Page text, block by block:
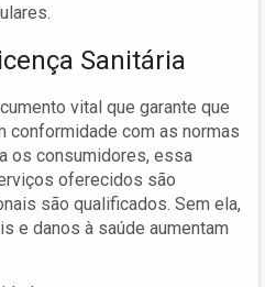
Sanitária
vital que garante que
conformidade com as normas
os consumidores, essa
oferecidos são
são qualificados. Sem ela,
e danos à saúde aumentam